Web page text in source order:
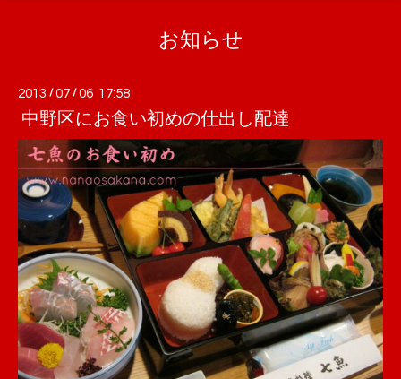
お知らせ
2013 /07 /06 17:58
中野区にお食い初めの仕出し配達